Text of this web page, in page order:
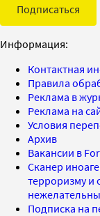
Подписаться
Информация:
Контактная
Правила
Реклама в
Реклама на
Условия
Архив
Вакансии в
Сканер
терроризму и
Подписка на